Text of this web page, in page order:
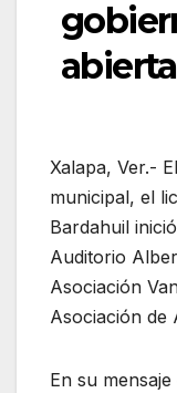
Xalapa, Ver.-
municipal, el
Bardahuil
Auditorio
Asociación
Asociación de
En su